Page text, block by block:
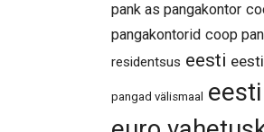
pank as pangakontor
pangakontorid coop
residentsus eesti
pangad välismaal